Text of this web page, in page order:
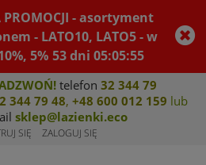
PROMOCJI - asortyment
- LATO10, LATO5 - w
5% 53dni05:05:55
telefon 32 344 79
344 79 48, +48 600 012 159 lub
sklep@lazienki.eco
SIĘ ZALOGUJ SIĘ